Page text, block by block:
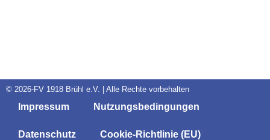
© 2026-FV 1918 Brühl e.V. | Alle Rechte vorbehalten
Impressum Nutzungsbedingungen
Datenschutz Cookie-Richtlinie (EU)